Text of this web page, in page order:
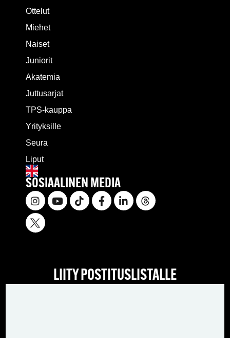
Ottelut
Miehet
Naiset
Juniorit
Akatemia
Juttusarjat
TPS-kauppa
Yrityksille
Seura
Liput
SOSIAALINEN MEDIA
LIITY POSTITUSLISTALLE